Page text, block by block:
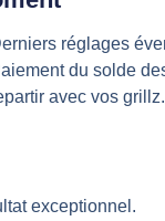
réglages
du solde
avec vos grillz.
exceptionnel.